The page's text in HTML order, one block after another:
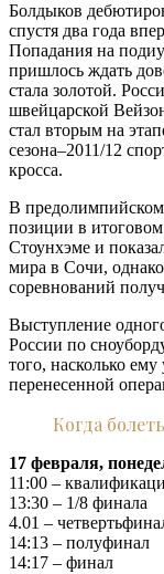
Болдыков
спустя два года
Попадания на
пришлось ждать
стала золотой.
швейцарской
стал вторым на
сезона–2011/12
кросса.
В предолимпийском
позиции в
Стоунхэме и
мира в Сочи,
соревнований
Выступление
России по
того, насколько ему
перенесенной
Когда болеть
17 февраля,
11:00 –
13:30 – 1/8 финала
4.01 –
14:13 – полуфинал
14:17 – финал